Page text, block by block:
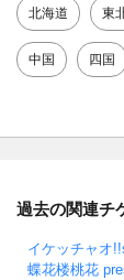
北海道 東
中国 四国
過去の関連チ
イケッチャオ
蝶花楼桃花